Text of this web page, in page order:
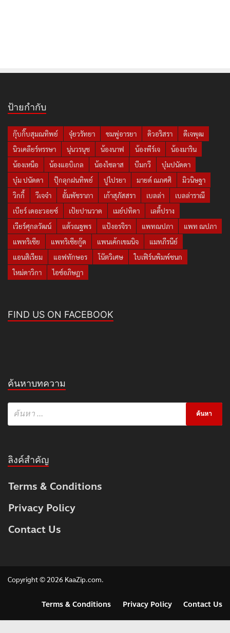
ป้ายกำกับ
กุ๊บกิ๊บสุมณทิพย์ จุ๋ยวรัทยา ชมพู่อารยา ดิวอริสรา
ดีเจพุฒ
นิวเคลียร์หรรษา
นุ่นวรนุช น้องนาฟ น้องพีร์เจ
น้องมาริน
น้องเหนือ
น้องแอบิเกล น้องไซลาส บีมกวี
บุ๋มปนัดดา
บุ๋ม ปนัดดา
ปุ๊กลุกฝนทิพย์ ปูไปรยา มายด์ ณภศศิ
มิวนิษฐา
วิกกี้
วีเจจ๋า อั้มพัชราภา เก้าสุภัสสรา เบลล่า
เบลล่าราณี
เบียร์ เดอะวอยซ์
เป้ยปานวาด เมย์ปทิดา
เลดี้ปราง
เวียร์ศุกลวัฒน์
แต้วณฐพร แป้งอรจิรา แพทณปภา
แพท ณปภา
แพทริเซีย
แพทริเซียกู๊ด แพนเค้กเขมนิจ
แมทภีรนีย์
แอนสิเรียม
แอฟทักษอร โน๊ตวิเศษ
ใบเฟิร์นพิมพ์ชนก
ใหม่ดาวิกา
ไอซ์อภิษฎา
FIND US ON FACEBOOK
ค้นหาบทความ
ลิงค์สำคัญ
Terms & Conditions
Privacy Policy
Contact Us
Copyright © 2026 KaaZip.com.
Terms & Conditions Privacy Policy Contact Us